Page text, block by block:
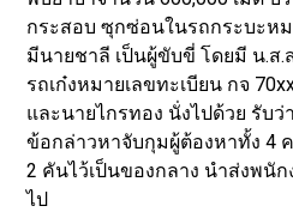
กระสอบ ซุกซ่อนในรถกระบะห
มีนายชาลี เป็นผู้ขับขี่ โดยมี น.ส.
รถเก๋งหมายเลขทะเบียน กจ
และนายไกรทอง นั่งไปด้วย รับ
ข้อกล่าวหาจับกุมผู้ต้องหาทั้ง 4
2 คันไว้เป็นของกลาง นำส่งพนั
ไป